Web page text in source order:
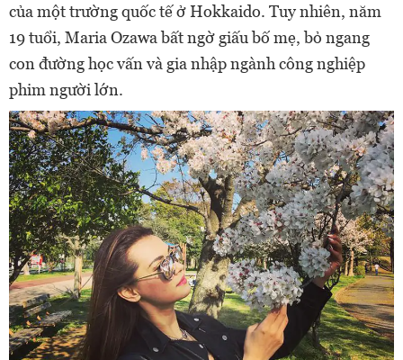
của một trường quốc tế ở Hokkaido. Tuy nhiên, năm
19 tuổi, Maria Ozawa bất ngờ giấu bố mẹ, bỏ ngang
con đường học vấn và gia nhập ngành công nghiệp
phim người lớn.